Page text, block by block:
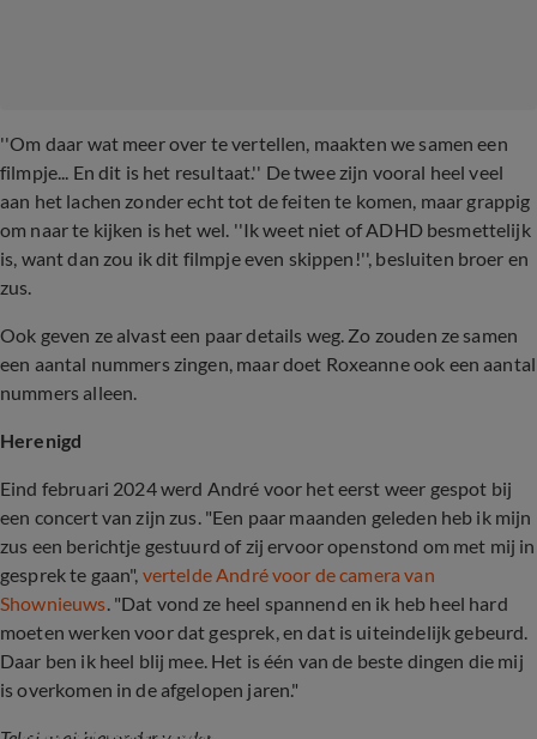
''Om daar wat meer over te vertellen, maakten we samen een
filmpje... En dit is het resultaat.'' De twee zijn vooral heel veel
aan het lachen zonder echt tot de feiten te komen, maar grappig
om naar te kijken is het wel. ''Ik weet niet of ADHD besmettelijk
is, want dan zou ik dit filmpje even skippen!'', besluiten broer en
zus.
Ook geven ze alvast een paar details weg. Zo zouden ze samen
een aantal nummers zingen, maar doet Roxeanne ook een aantal
nummers alleen.
Herenigd
Eind februari 2024 werd André voor het eerst weer gespot bij
een concert van zijn zus. "Een paar maanden geleden heb ik mijn
zus een berichtje gestuurd of zij ervoor openstond om met mij in
gesprek te gaan", vertelde André voor de camera van
Shownieuws. "Dat vond ze heel spannend en ik heb heel hard
moeten werken voor dat gesprek, en dat is uiteindelijk gebeurd.
Daar ben ik heel blij mee. Het is één van de beste dingen die mij
is overkomen in de afgelopen jaren."
André Hazes gaat op tour én spreekt over het